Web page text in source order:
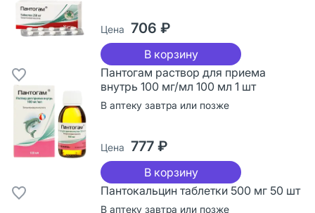
Цена 706 ₽
В корзину
Пантогам раствор для приема
внутрь 100 мг/мл 100 мл 1 шт
В аптеку завтра или позже
Цена 777 ₽
В корзину
Пантокальцин таблетки 500 мг 50 шт
В аптеку завтра или позже